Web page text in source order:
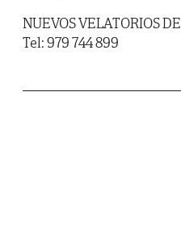
NUEVOS VELATORIOS
Tel: 979 744 899